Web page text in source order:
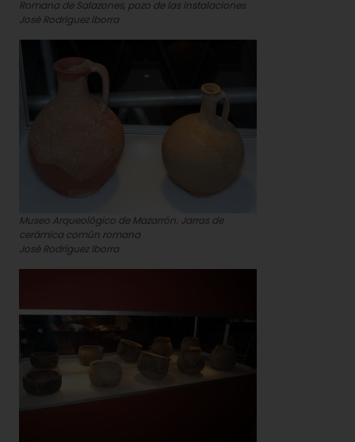
Romana de Salazones, pozo de las instalaciones
José Rodríguez Iborra
Museo Arqueológico de Mazarrón. Jarras de
cerámica común romana
José Rodríguez Iborra